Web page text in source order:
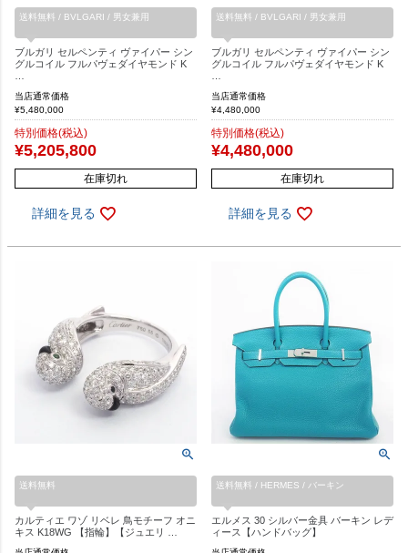
送料無料 / BVLGARI / 男女兼用
ブルガリ セルペンティ ヴァイパー シン
グルコイル フルパヴェダイヤモンド K
当店通常価格
¥5,480,000
特別価格(税込)
¥5,205,800
在庫切れ
詳細を見る
送料無料 / BVLGARI / 男女兼用
ブルガリ セルペンティ ヴァイパー シン
グルコイル フルパヴェダイヤモンド K
当店通常価格
¥4,480,000
特別価格(税込)
¥4,480,000
在庫切れ
詳細を見る
送料無料
カルティエ ワゾ リベレ 鳥モチーフ オニ
キス K18WG 【指輪】【ジュエリ …
送料無料 / HERMES / バーキン
エルメス 30 シルバー金具 バーキン レデ
ィース【ハンドバッグ】